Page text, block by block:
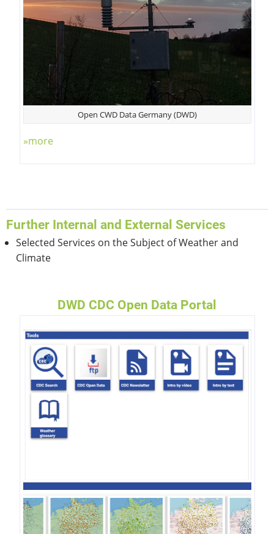
Open CWD Data Germany (DWD)
»more
Further Internal and External Services
Selected Services on the Subject of Weather and
Climate
DWD CDC Open Data Portal